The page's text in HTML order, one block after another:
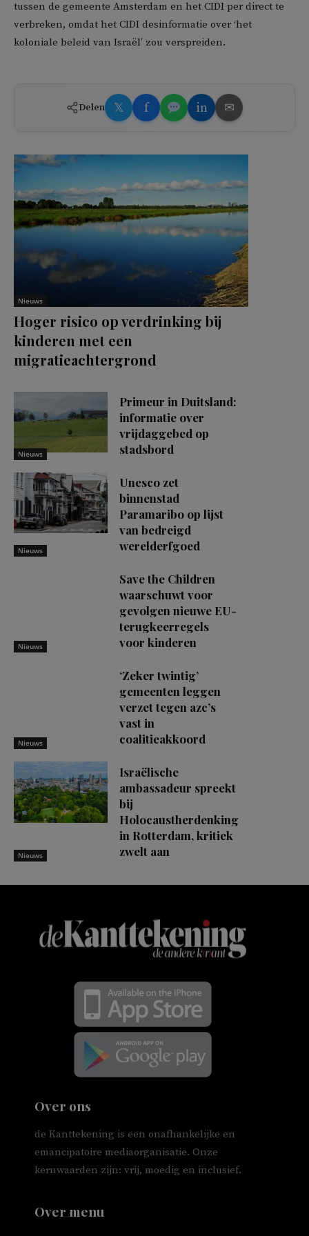
tussen de gemeente Amsterdam en het CIDI per direct te
verbreken, omdat het CIDI desinformatie over ‘het
koloniale beleid van Israël’ zou verspreiden.
Delen 𝕏 f in ✉
Nieuws
Hoger risico op verdrinking bij
kinderen met een
migratieachtergrond
Nieuws
Primeur in Duitsland:
informatie over
vrijdaggebed op
stadsbord
Nieuws
Unesco zet
binnenstad
Paramaribo op lijst
van bedreigd
werelderfgoed
Nieuws
Save the Children
waarschuwt voor
gevolgen nieuwe EU-
terugkeerregels
voor kinderen
Nieuws
‘Zeker twintig’
gemeenten leggen
verzet tegen azc’s
vast in
coalitieakkoord
Nieuws
Israëlische
ambassadeur spreekt
bij
Holocaustherdenking
in Rotterdam, kritiek
zwelt aan
Over ons
de Kanttekening is een onafhankelijke en
emancipatoire mediaorganisatie. Onze
kernwaarden zijn: vrij, moedig en inclusief.
Over menu